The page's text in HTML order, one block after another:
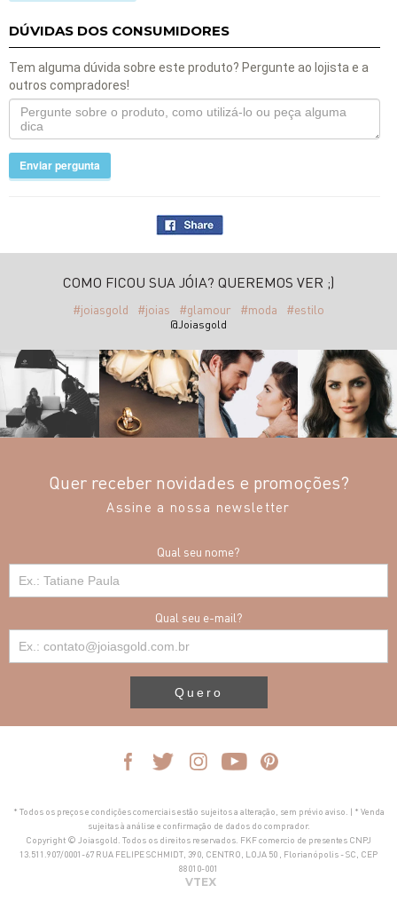
DÚVIDAS DOS CONSUMIDORES
Tem alguma dúvida sobre este produto? Pergunte ao lojista e a
outros compradores!
Enviar pergunta
COMO FICOU SUA JÓIA? QUEREMOS VER ;)
#joiasgold #joias #glamour #moda #estilo
@Joiasgold
Quer receber novidades e promoções?
Assine a nossa newsletter
Qual seu nome?
Qual seu e-mail?
Quero
* Todos os preços e condições comerciais estão sujeitos a alteração, sem prévio aviso. | * Venda
sujeitas à análise e confirmação de dados do comprador.
Copyright © Joiasgold. Todos os direitos reservados. FKF comercio de presentes CNPJ
13.511.907/0001-67 RUA FELIPE SCHMIDT, 390, CENTRO, LOJA 50 , Florianópolis - SC, CEP
88010-001
VTEX